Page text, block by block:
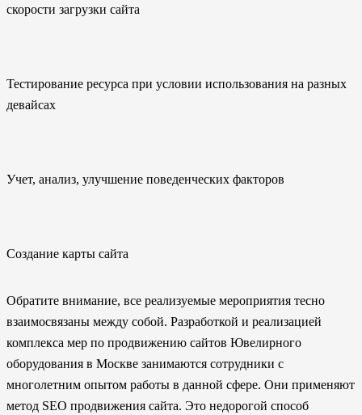
скорости загрузки сайта
Тестирование ресурса при условии использования на разных
девайсах
Учет, анализ, улучшение поведенческих факторов
Создание карты сайта
Обратите внимание, все реализуемые мероприятия тесно
взаимосвязаны между собой. Разработкой и реализацией
комплекса мер по продвижению сайтов Ювелирного
оборудования в Москве занимаются сотрудники с
многолетним опытом работы в данной сфере. Они применяют
метод SEO продвижения сайта. Это недорогой способ